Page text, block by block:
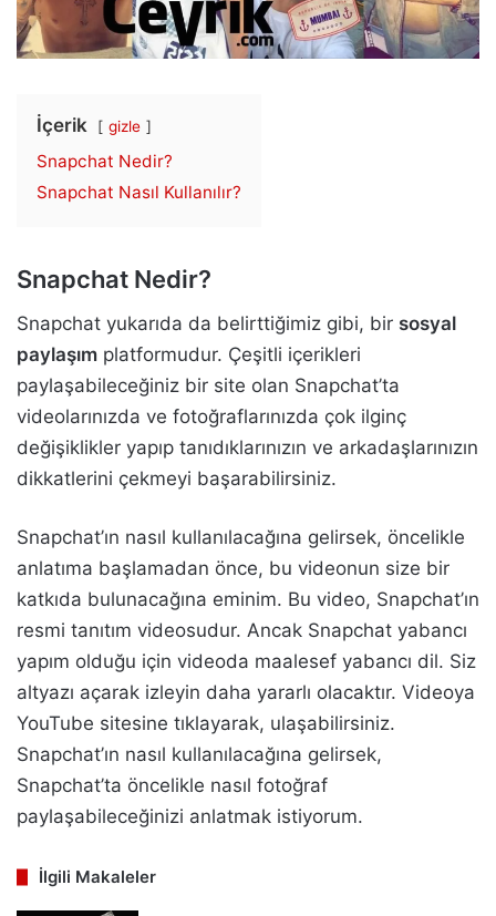
İçerik gizle
Snapchat Nedir?
Snapchat Nasıl Kullanılır?
Snapchat Nedir?
Snapchat yukarıda da belirttiğimiz gibi, bir sosyal
paylaşım platformudur. Çeşitli içerikleri
paylaşabileceğiniz bir site olan Snapchat’ta
videolarınızda ve fotoğraflarınızda çok ilginç
değişiklikler yapıp tanıdıklarınızın ve arkadaşlarınızın
dikkatlerini çekmeyi başarabilirsiniz.
Snapchat’ın nasıl kullanılacağına gelirsek, öncelikle
anlatıma başlamadan önce, bu videonun size bir
katkıda bulunacağına eminim. Bu video, Snapchat’ın
resmi tanıtım videosudur. Ancak Snapchat yabancı
yapım olduğu için videoda maalesef yabancı dil. Siz
altyazı açarak izleyin daha yararlı olacaktır. Videoya
YouTube sitesine tıklayarak, ulaşabilirsiniz.
Snapchat’ın nasıl kullanılacağına gelirsek,
Snapchat’ta öncelikle nasıl fotoğraf
paylaşabileceğinizi anlatmak istiyorum.
İlgili Makaleler